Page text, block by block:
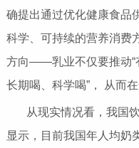
确提出通过优化健康食品
科学、可持续的营养消费
方向——乳业不仅要推动“
长期喝、科学喝”， 从而
从现实情况看，我国
显示，目前我国年人均奶